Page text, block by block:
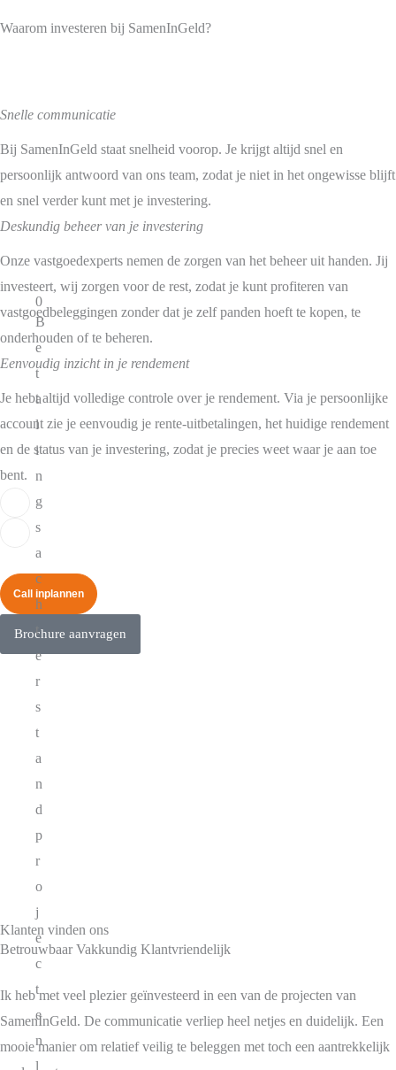
Waarom investeren bij SamenInGeld?
Bij SamenInGeld staat snelheid voorop. Je krijgt altijd snel en
persoonlijk antwoord van ons team, zodat je niet in het ongewisse blijft
en snel verder kunt met je investering.
Snelle communicatie
Onze vastgoedexperts nemen de zorgen van het beheer uit handen. Jij
investeert, wij zorgen voor de rest, zodat je kunt profiteren van
vastgoedbeleggingen zonder dat je zelf panden hoeft te kopen, te
onderhouden of te beheren.
Deskundig beheer van je investering
Je hebt altijd volledige controle over je rendement. Via je persoonlijke
account zie je eenvoudig je rente-uitbetalingen, het huidige rendement
en de status van je investering, zodat je precies weet waar je aan toe
bent.
Eenvoudig inzicht in je rendement
Call inplannen
Brochure aanvragen
0
B
e
t
a
l
i
n
g
s
a
c
h
t
e
r
s
t
a
n
d
p
r
o
j
e
c
t
e
n
l
Klanten vinden ons
Betrouwbaar Vakkundig Klantvriendelijk
Ik heb met veel plezier geïnvesteerd in een van de projecten van
SamenInGeld. De communicatie verliep heel netjes en duidelijk. Een
mooie manier om relatief veilig te beleggen met toch een aantrekkelijk